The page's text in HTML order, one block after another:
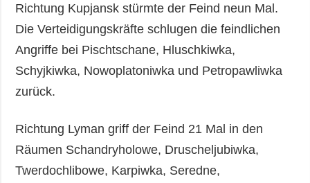
Richtung Kupjansk stürmte der Feind neun Mal.
Die Verteidigungskräfte schlugen die feindlichen
Angriffe bei Pischtschane, Hluschkiwka,
Schyjkiwka, Nowoplatoniwka und Petropawliwka
zurück.
Richtung Lyman griff der Feind 21 Mal in den
Räumen Schandryholowe, Druscheljubiwka,
Twerdochlibowe, Karpiwka, Seredne,